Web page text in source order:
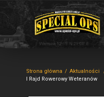
Strona główna Aktualności
I Rajd Rowerowy Weteranów